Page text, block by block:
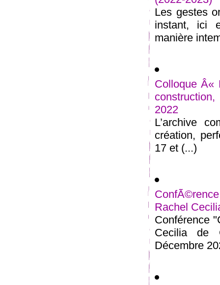
Les gestes
instant, ici
manière
Colloque Â«
2022
L’archive
création,
17 et (...)
Rachel
Conférence
Cecilia de
Décembre